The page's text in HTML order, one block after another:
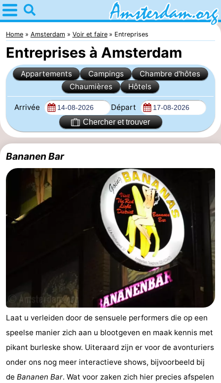
Home
Amsterdam
Itinéraires
Avec
les
enfants
Jeunes
adultes
Gratuitement
Passer
Appartements
Campings
Chambre
Amsterdamse
Bos
Spaarnwoude
Hôtels
Last
minutes
Musées
Attractions
Home Amsterdam Voir et faire Entreprises
Entreprises à Amsterdam
Appartements Campings
Chambre d'hôtes
Chaumières
Hôtels
Arrivée Départ
Chercher et trouver
Bananen Bar
Laat u verleiden door de sensuele performers die op een
speelse manier zich aan u blootgeven en maak kennis met
pikant burleske show. Uiteraard zijn er voor de avonturiers
onder ons nog meer interactieve shows, bijvoorbeeld bij
de Bananen Bar. Wat voor zaken zich hier precies afspelen